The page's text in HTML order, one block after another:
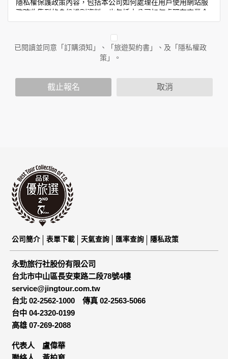
隱私權保護政策內容，包括本公司如何處理在用戶使用網站服
務時收集到的身份識別資料，也包括本公司如何處理在商業合
作與本公司合作時分享的任何身份識別資料。隱私權保護政策
人員。例如您透過本公司旗下網站上的廣告廠商連結，這些置
放連結的廠商也可能蒐集您個人的資料。對於您主動提供的個
人資訊，這些廣告廠商或連結網站有其個別的隱私權保護政
您個人在本網站上的聊天室或討論區中任意公開個人資料的行
您所提供的姓名、電子郵件地址、聯絡方式及使用時間等。
於一般瀏覽時，伺服器會自行記錄相關行徑，包括您使用連線
設備的 IP 位址、使用時間、使用的瀏覽器、瀏覽及點選資料記
錄等，做為我們增進網站服務的參考依據，此記錄為內部應
用，決不對外公布。
為提供精確的服務，我們會將收集的問卷調查內容進行統計與
分析，分析結果之統計數據或說明文字呈現，除供內部研究
外，我們會視需要公佈統計數據及說明文字，但不涉及特定個
人之資料。
除非取得您的同意或其他法令之特別規定，本網站絕不會將您
的個人資料揭露予第三人或使用於蒐集目的以外之其他用途。
在您於本網站註冊帳號、使用本網站相關產品、服務、活動或
贈獎時，本網站會收集您的個人識別資料，本網站也可以從商
業夥伴處取得個人資料。
當客戶在本網站註冊時，我們會取得您的姓名、電話、住址、
身份證字號、電子郵件、出生日期、性別、行業等相關資料，
當您註冊成功，並登入使用我們的服務後，我們即取得您的資
料。註冊時，本網站取得您的姓名、電話、住址、身份證字
號、電子郵件、出生日期、性別、行業等相關資料，當您註冊
已閱讀並同意「訂購須知」、「旅遊契約書」、及「隱私權政
策」。
截止報名 取消
公司簡介 表單下載 天氣查詢 匯率查詢 隱私政策
永勁旅行社股份有限公司
台北市中山區長安東路二段78號4樓
service@jingtour.com.tw
台北 02-2562-1000 傳真 02-2563-5066
台中 04-2320-0199
高雄 07-269-2088
代表人 盧偉華